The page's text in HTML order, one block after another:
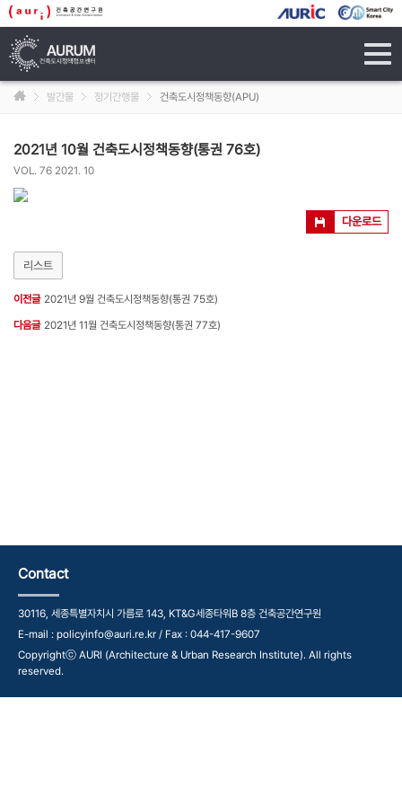
발간물 정기간행물 건축도시정책동향(APU)
2021년 10월 건축도시정책동향(통권 76호)
VOL. 76 2021. 10
다운로드
리스트
이전글 2021년 9월 건축도시정책동향(통권 75호)
다음글 2021년 11월 건축도시정책동향(통권 77호)
Contact
30116, 세종특별자치시 가름로 143, KT&G세종타워B 8층 건축공간연구원
E-mail : policyinfo@auri.re.kr / Fax : 044-417-9607
Copyrightⓒ AURI (Architecture & Urban Research Institute). All rights
reserved.